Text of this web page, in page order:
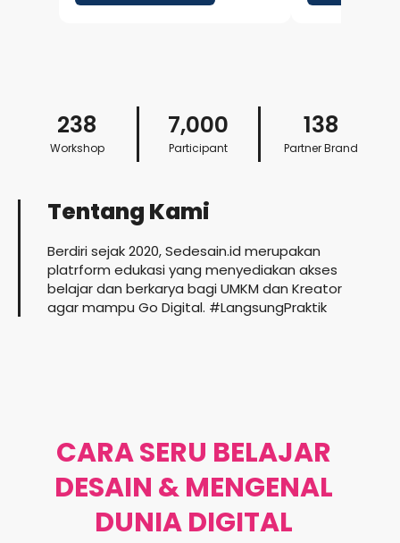
Cocok buat kreator, profesional,
maupun pengguna AI yang ingin
meningkatkan produktivitas.
Workshop
238
Participant
7,000
Partner Brand
138
Tentang Kami
Berdiri sejak 2020, Sedesain.id merupakan
platrform edukasi yang menyediakan akses
belajar dan berkarya bagi UMKM dan Kreator
agar mampu Go Digital. #LangsungPraktik
CARA SERU BELAJAR
DESAIN & MENGENAL
DUNIA DIGITAL